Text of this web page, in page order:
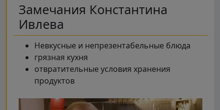
Замечания Константина
Ивлева
Невкусные и непрезентабельные блюда
грязная кухня
отвратительные условия хранения
продуктов